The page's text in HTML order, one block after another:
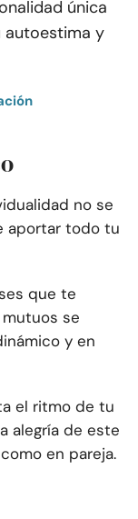
única
autoestima y
no se
aportar todo tu
que te
se
y en
el ritmo de tu
alegría de este
en pareja.